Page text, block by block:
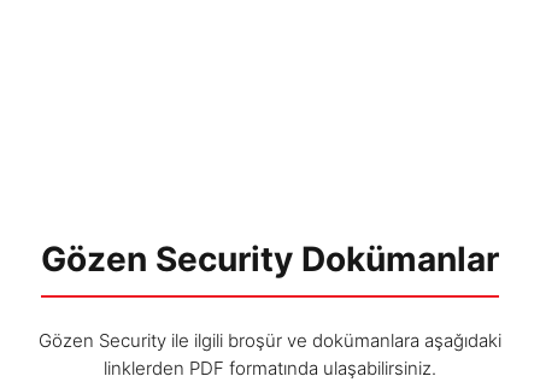
Gözen Security Dokümanlar
Gözen Security ile ilgili broşür ve dokümanlara aşağıdaki
linklerden PDF formatında ulaşabilirsiniz.